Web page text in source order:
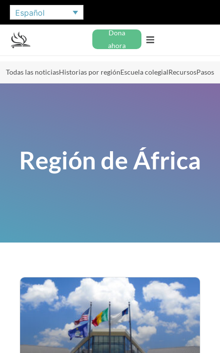
Español
Dona
ahora
Todas las noticiasHistorias por regiónEscuela colegialRecursosPasos
Región de África